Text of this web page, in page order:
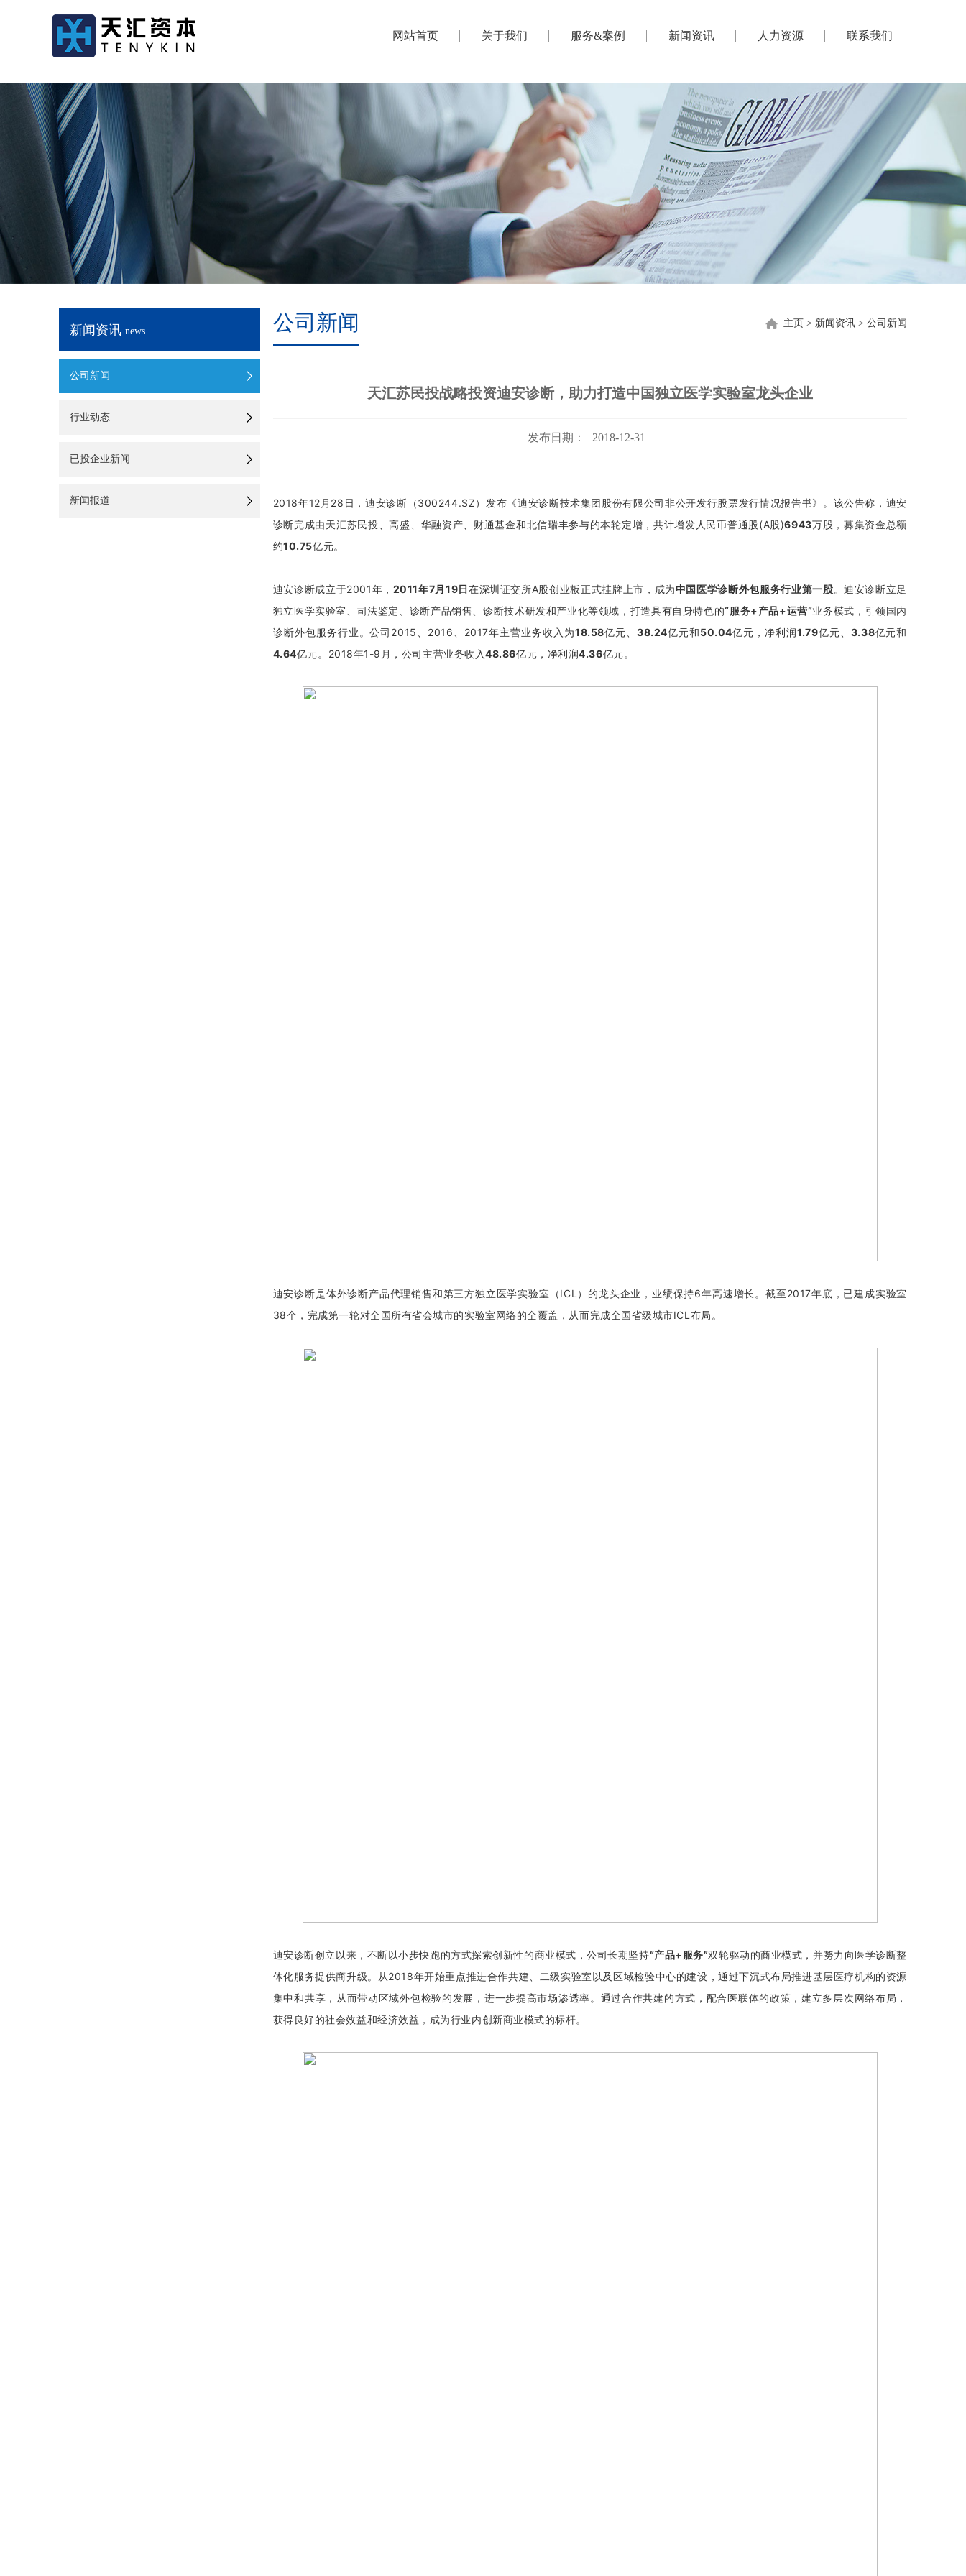
网站首页 关于我们 服务&案例 新闻资讯 人力资源 联系我们
新闻资讯 news
公司新闻
行业动态
已投企业新闻
新闻报道
公司新闻 主页 > 新闻资讯 > 公司新闻
天汇苏民投战略投资迪安诊断，助力打造中国独立医学实验室龙头企业
发布日期： 2018-12-31
2018年12月28日，迪安诊断（300244.SZ）发布《迪安诊断技术集团股份有限公司非公开发行股票发行情况报告书》。该公告称，迪安
诊断完成由天汇苏民投、高盛、华融资产、财通基金和北信瑞丰参与的本轮定增，共计增发人民币普通股(A股)6943万股，募集资金总额
约10.75亿元。
迪安诊断成立于2001年， 2011年7月19日在深圳证交所A股创业板正式挂牌上市，成为中国医学诊断外包服务行业第一股。迪安诊断立足
独立医学实验室、司法鉴定、诊断产品销售、诊断技术研发和产业化等领域，打造具有自身特色的“服务+产品+运营”业务模式，引领国内
诊断外包服务行业。公司2015、2016、2017年主营业务收入为18.58亿元、38.24亿元和50.04亿元，净利润1.79亿元、 3.38亿元和
4.64亿元。2018年1-9月，公司主营业务收入48.86亿元，净利润4.36亿元。
迪安诊断是体外诊断产品代理销售和第三方独立医学实验室（ICL）的龙头企业，业绩保持6年高速增长。截至2017年底，已建成实验室
38个，完成第一轮对全国所有省会城市的实验室网络的全覆盖，从而完成全国省级城市ICL布局。
迪安诊断创立以来，不断以小步快跑的方式探索创新性的商业模式，公司长期坚持“产品+服务”双轮驱动的商业模式，并努力向医学诊断整
体化服务提供商升级。从2018年开始重点推进合作共建、二级实验室以及区域检验中心的建设，通过下沉式布局推进基层医疗机构的资源
集中和共享，从而带动区域外包检验的发展，进一步提高市场渗透率。通过合作共建的方式，配合医联体的政策，建立多层次网络布局，
获得良好的社会效益和经济效益，成为行业内创新商业模式的标杆。